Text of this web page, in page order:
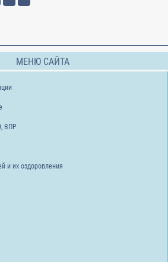
МЕНЮ САЙТА
ВПР
и их оздоровления